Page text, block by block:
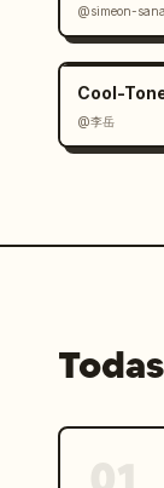
@simeon-
Cool-
@李岳